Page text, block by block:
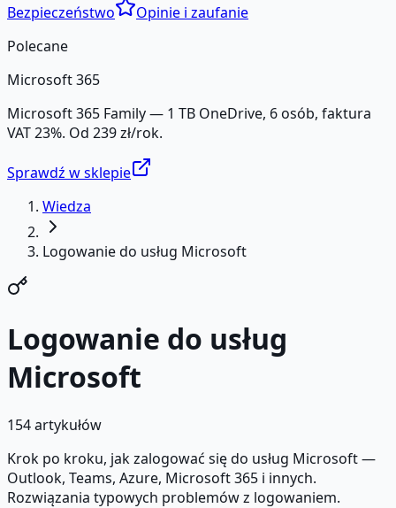
Bezpieczeństwo
Opinie i zaufanie
Polecane
Microsoft 365
Microsoft 365 Family — 1 TB OneDrive, 6 osób, faktura
VAT 23%. Od 239 zł/rok.
Sprawdź w sklepie
Wiedza
Logowanie do usług Microsoft
Logowanie do usług
Microsoft
154artykułów
Krok po kroku, jak zalogować się do usług Microsoft —
Outlook, Teams, Azure, Microsoft 365 i innych.
Rozwiązania typowych problemów z logowaniem.